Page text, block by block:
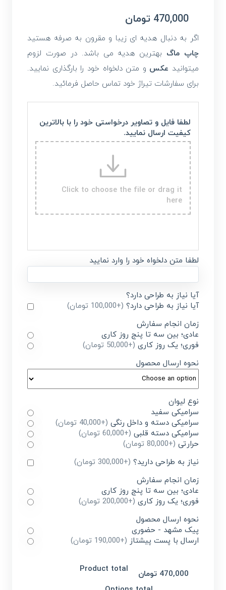
470,000 تومان
اگر به دنبال هدیه ای زیبا و مقرون به صرفه هستید
چاپ ماگ بهترین هدیه می باشد. در صورت لزوم
میتوانید عکس و متن دلخواه خود را بارگذاری نمایید.
برای سفارشات تیراژ خود تماس حاصل فرمائید.
لطفا فایل و تصاویر درخواستی خود را با بالاترین
کیفیت ارسال نمایید.
Click to choose the file or drag it
here
لطفا متن دلخواه خود را وارد نمایید
آیا نیاز به طراحی دارد؟
آیا نیاز به طراحی دارد؟ (+100,000 تومان)
زمان انجام سفارش
عادی؛ بین سه تا پنج روز کاری
فوری؛ یک روز کاری (+50,000 تومان)
نحوه ارسال محصول
نوع لیوان
سرامیکی سفید
سرامیکی دسته و داخل رنگی (+40,000 تومان)
سرامیکی دسته قلبی (+60,000 تومان)
حرارتی (+80,000 تومان)
نیاز به طراحی دارید؟ (+300,000 تومان)
زمان انجام سفارش
عادی؛ بین سه تا پنج روز کاری
فوری؛ یک روز کاری (+200,000 تومان)
نحوه ارسال محصول
پیک مشهد - حضوری
ارسال با پست پیشتاز (+190,000 تومان)
Product total
470,000 تومان